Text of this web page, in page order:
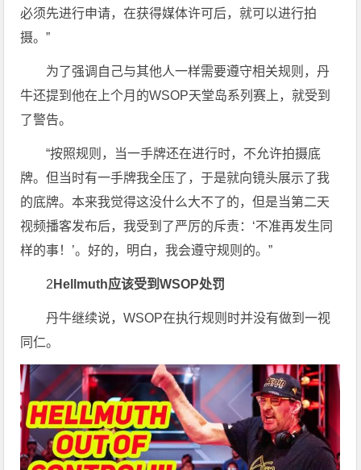
必须先进行申请，在获得媒体许可后，就可以进行拍
摄。”
为了强调自己与其他人一样需要遵守相关规则，丹
牛还提到他在上个月的WSOP天堂岛系列赛上，就受到
了警告。
“按照规则，当一手牌还在进行时，不允许拍摄底
牌。但当时有一手牌我全压了，于是就向镜头展示了我
的底牌。本来我觉得这没什么大不了的，但是当第二天
视频播客发布后，我受到了严厉的斥责：‘不准再发生同
样的事！’。好的，明白，我会遵守规则的。”
2 Hellmuth应该受到WSOP处罚
丹牛继续说，WSOP在执行规则时并没有做到一视
同仁。